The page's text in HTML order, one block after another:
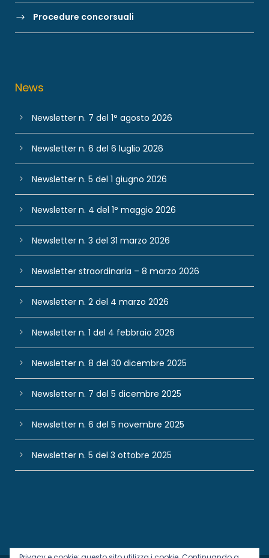
Procedure concorsuali
News
Newsletter n. 7 del 1° agosto 2026
Newsletter n. 6 del 6 luglio 2026
Newsletter n. 5 del 1 giugno 2026
Newsletter n. 4 del 1° maggio 2026
Newsletter n. 3 del 31 marzo 2026
Newsletter straordinaria – 8 marzo 2026
Newsletter n. 2 del 4 marzo 2026
Newsletter n. 1 del 4 febbraio 2026
Newsletter n. 8 del 30 dicembre 2025
Newsletter n. 7 del 5 dicembre 2025
Newsletter n. 6 del 5 novembre 2025
Newsletter n. 5 del 3 ottobre 2025